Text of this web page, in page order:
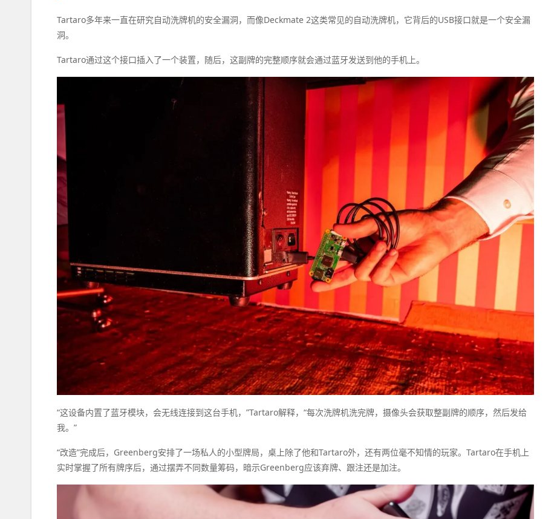
Tartaro多年来一直在研究自动洗牌机的安全漏洞，而像Deckmate 2这类常见的自动洗牌机，它背后的USB接口就是一个安全漏
洞。
Tartaro通过这个接口插入了一个装置，随后，这副牌的完整顺序就会通过蓝牙发送到他的手机上。
“这设备内置了蓝牙模块，会无线连接到这台手机，”Tartaro解释，“每次洗牌机洗完牌，摄像头会获取整副牌的顺序，然后发给
我。”
“改造”完成后，Greenberg安排了一场私人的小型牌局，桌上除了他和Tartaro外，还有两位毫不知情的玩家。Tartaro在手机上
实时掌握了所有牌序后，通过摆弄不同数量筹码，暗示Greenberg应该弃牌、跟注还是加注。